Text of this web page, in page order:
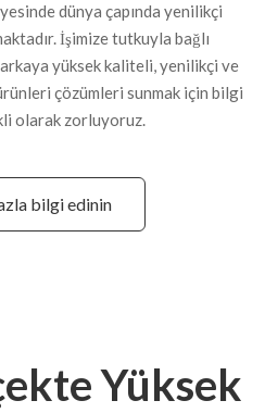
dünya çapında yenilikçi
İşimize tutkuyla bağlı
yüksek kaliteli, yenilikçi ve
çözümleri sunmak için bilgi
olarak zorluyoruz.
bilgi edinin
Yüksek